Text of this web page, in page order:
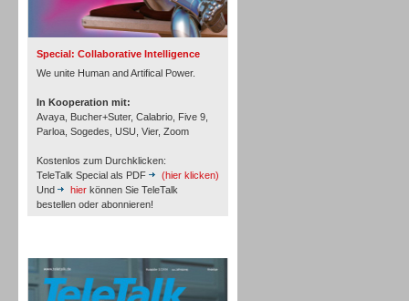
Special: Collaborative Intelligence
We unite Human and Artifical Power.
In Kooperation mit:
Avaya, Bucher+Suter, Calabrio, Five 9,
Parloa, Sogedes, USU, Vier, Zoom
Kostenlos zum Durchklicken:
TeleTalk Special als PDF
(hier klicken)
Und
hier können Sie TeleTalk
bestellen oder abonnieren!